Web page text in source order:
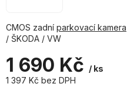
1 690 Kč / ks
1 397 Kč bez DPH
CMOS zadní parkovací kamera
/ ŠKODA / VW